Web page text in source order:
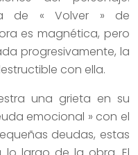
de « Volver » de
es magnética, pero
progresivamente, la
con ella.
una grieta en su
emocional » con el
deudas, estas